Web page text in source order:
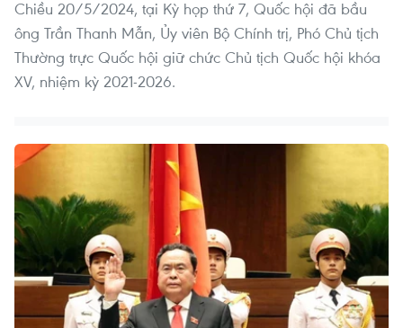
Chiều 20/5/2024, tại Kỳ họp thứ 7, Quốc hội đã bầu
ông Trần Thanh Mẫn, Ủy viên Bộ Chính trị, Phó Chủ tịch
Thường trực Quốc hội giữ chức Chủ tịch Quốc hội khóa
XV, nhiệm kỳ 2021-2026.